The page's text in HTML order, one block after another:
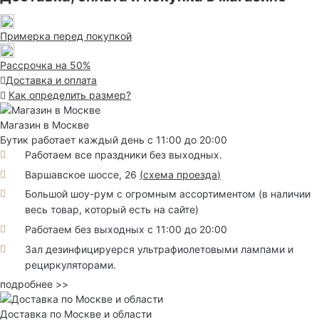
Примерка перед покупкой
Рассрочка на 50%
Доставка и оплата
Как определить размер?
Магазин в Москве
Бутик работает каждый день с 11:00 до 20:00
Работаем все праздники без выходных.
Варшавское шоссе, 26 (схема проезда)
Большой шоу-рум с огромным ассортиментом (в наличии
весь товар, который есть на сайте)
Работаем без выходных с 11:00 до 20:00
Зал дезинфицируерся ультрафиолетовыми лампами и
рециркуляторами.
подробнее >>
Доставка по Москве и области